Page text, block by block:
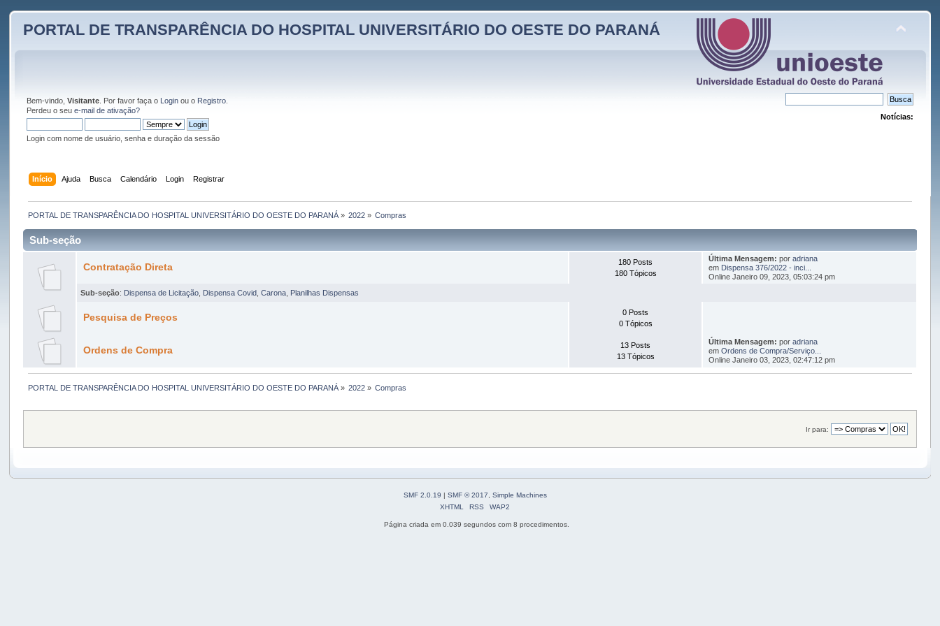
PORTAL DE TRANSPARÊNCIA DO HOSPITAL UNIVERSITÁRIO DO OESTE DO PARANÁ
Bem-vindo,Visitante . Por favor faça o Login ou o Registro
Perdeu o seue-mail de ativação?
Login com nome de usuário, senha e duração da sessão
Notícias:
Início Ajuda Busca Calendário Login Registrar
PORTAL DE TRANSPARÊNCIA DO HOSPITAL UNIVERSITÁRIO DO OESTE DO PARANÁ» 2022 » Compras
Sub-seção
Contratação Direta
180 Posts
180 Tópicos
Última Mensagem: por adriana
em Dispensa 376/2022 - inci...
Online Janeiro 09, 2023, 05:03:24 pm
Sub-seção: Dispensa de Licitação Dispensa Covid ,Carona Planilhas Dispensas
Pesquisa de Preços
0 Posts
0 Tópicos
Ordens de Compra
13 Posts
13 Tópicos
Última Mensagem: por adriana
em Ordens de Compra/Serviço...
Online Janeiro 03, 2023, 02:47:12 pm
PORTAL DE TRANSPARÊNCIA DO HOSPITAL UNIVERSITÁRIO DO OESTE DO PARANÁ» 2022 » Compras
Ir para:
SMF 2.0.19 | SMF © 2017
Simple Machines
XHTML
RSS WAP2
Página criada em 0.039 segundos com 8 procedimentos.